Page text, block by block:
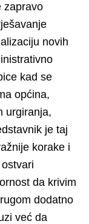
zapravo
novih
kad se
općina,
urgiranja,
je taj
korake i
da krivim
dodatno
već da